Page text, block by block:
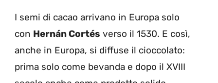
I semi di cacao arrivano in Europa solo
con Hernán Cortés verso il 1530. E così,
anche in Europa, si diffuse il cioccolato:
prima solo come bevanda e dopo il XVIII